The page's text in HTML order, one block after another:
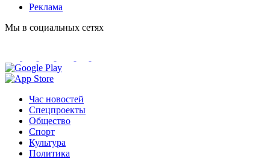
Реклама
Мы в социальных сетях
Час новостей
Спецпроекты
Общество
Спорт
Культура
Политика